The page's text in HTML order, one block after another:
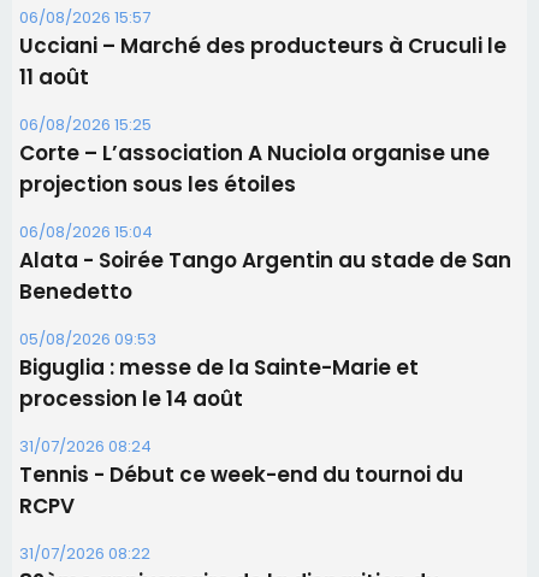
06/08/2026 15:57
Ucciani – Marché des producteurs à Cruculi le
11 août
06/08/2026 15:25
Corte – L’association A Nuciola organise une
projection sous les étoiles
06/08/2026 15:04
Alata - Soirée Tango Argentin au stade de San
Benedetto
05/08/2026 09:53
Biguglia : messe de la Sainte-Marie et
procession le 14 août
31/07/2026 08:24
Tennis - Début ce week-end du tournoi du
RCPV
31/07/2026 08:22